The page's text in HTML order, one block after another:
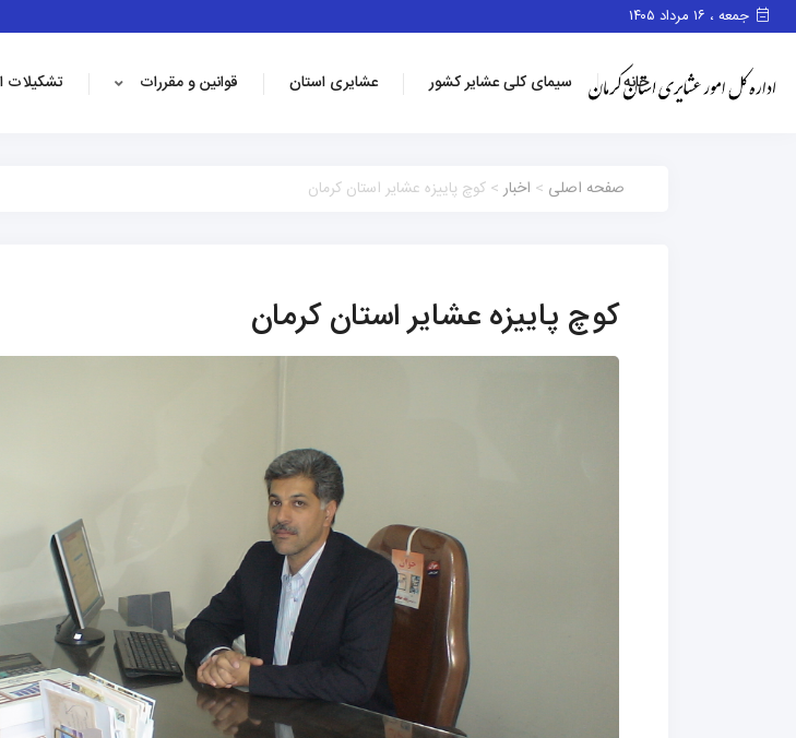
جمعه ، ۱۶ مرداد ۱۴۰۵
خانه سیمای کلی عشایر کشور عشایری استان قوانین و مقررات تشکیلات
صفحه اصلی > اخبار> کوچ پاییزه عشایر استان کرمان
کوچ پاییزه عشایر استان کرمان